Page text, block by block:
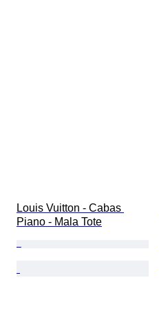
Louis Vuitton - Cabas
Piano - Mala Tote